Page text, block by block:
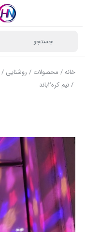
خانه/ محصولات / روشنایی /
/ نیم کره2باند